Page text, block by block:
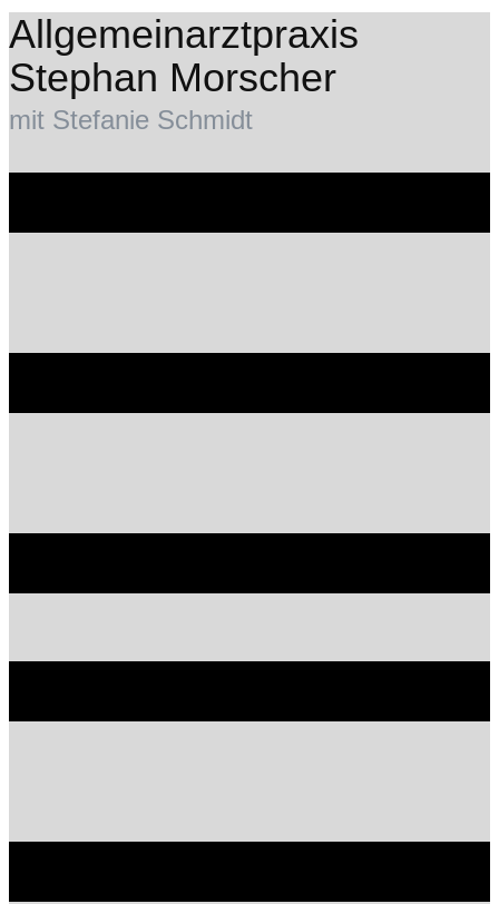
Allgemeinarztpraxis
Stephan Morscher
mit Stefanie Schmidt